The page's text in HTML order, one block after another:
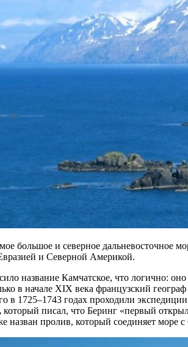
большое и северное дальневосточное
и Северной Америкой.
название Камчатское, что логично: оно
в начале XIX века французский географ
в 1725–1743 годах проходили
который писал, что Беринг «первый
назван пролив, который соединяет море